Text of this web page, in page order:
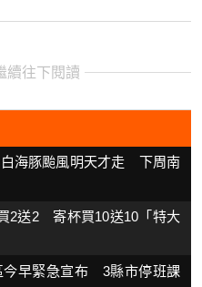
續往下閱讀
海豚颱風明天才走 下周南
2送2 寄杯買10送10「特大
今早緊急宣布 3縣市停班課